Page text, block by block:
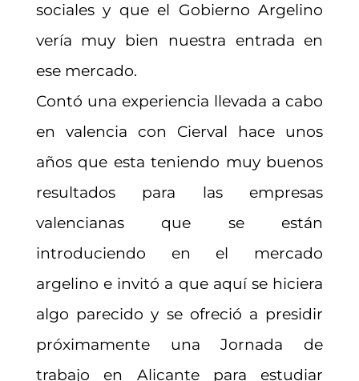
sociales y que el Gobierno Argelino
vería muy bien nuestra entrada en
ese mercado.
Contó una experiencia llevada a cabo
en valencia con Cierval hace unos
años que esta teniendo muy buenos
resultados para las empresas
valencianas que se están
introduciendo en el mercado
argelino e invitó a que aquí se hiciera
algo parecido y se ofreció a presidir
próximamente una Jornada de
trabajo en Alicante para estudiar